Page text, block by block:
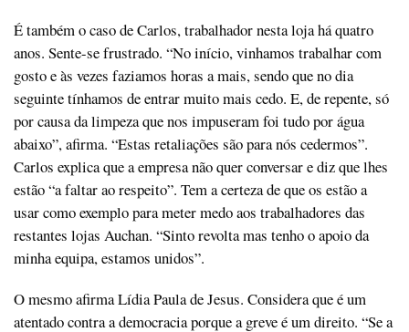
É também o caso de Carlos, trabalhador nesta loja há quatro
anos. Sente-se frustrado. “No início, vinhamos trabalhar com
gosto e às vezes faziamos horas a mais, sendo que no dia
seguinte tínhamos de entrar muito mais cedo. E, de repente, só
por causa da limpeza que nos impuseram foi tudo por água
abaixo”, afirma. “Estas retaliações são para nós cedermos”.
Carlos explica que a empresa não quer conversar e diz que lhes
estão “a faltar ao respeito”. Tem a certeza de que os estão a
usar como exemplo para meter medo aos trabalhadores das
restantes lojas Auchan. “Sinto revolta mas tenho o apoio da
minha equipa, estamos unidos”.
O mesmo afirma Lídia Paula de Jesus. Considera que é um
atentado contra a democracia porque a greve é um direito. “Se a